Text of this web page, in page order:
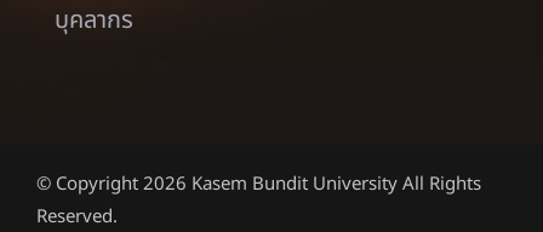
บุคลากร
© Copyright 2026 Kasem Bundit University All Rights
Reserved.